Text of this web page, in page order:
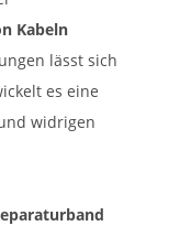
Kabeln
lässt sich
es eine
widrigen